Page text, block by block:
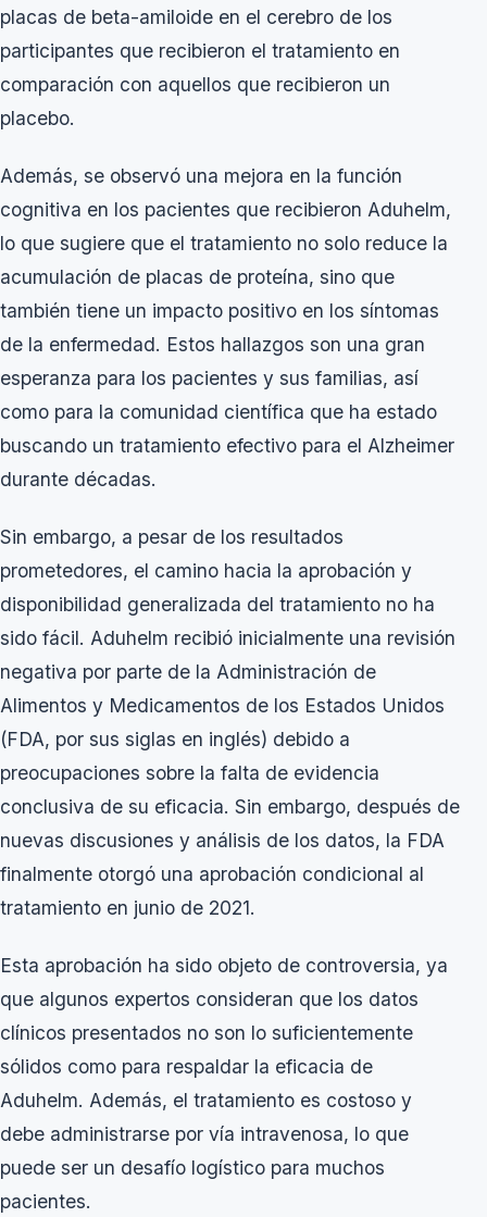
placas de beta-amiloide en el cerebro de los
participantes que recibieron el tratamiento en
comparación con aquellos que recibieron un
placebo.
Además, se observó una mejora en la función
cognitiva en los pacientes que recibieron Aduhelm,
lo que sugiere que el tratamiento no solo reduce la
acumulación de placas de proteína, sino que
también tiene un impacto positivo en los síntomas
de la enfermedad. Estos hallazgos son una gran
esperanza para los pacientes y sus familias, así
como para la comunidad científica que ha estado
buscando un tratamiento efectivo para el Alzheimer
durante décadas.
Sin embargo, a pesar de los resultados
prometedores, el camino hacia la aprobación y
disponibilidad generalizada del tratamiento no ha
sido fácil. Aduhelm recibió inicialmente una revisión
negativa por parte de la Administración de
Alimentos y Medicamentos de los Estados Unidos
(FDA, por sus siglas en inglés) debido a
preocupaciones sobre la falta de evidencia
conclusiva de su eficacia. Sin embargo, después de
nuevas discusiones y análisis de los datos, la FDA
finalmente otorgó una aprobación condicional al
tratamiento en junio de 2021.
Esta aprobación ha sido objeto de controversia, ya
que algunos expertos consideran que los datos
clínicos presentados no son lo suficientemente
sólidos como para respaldar la eficacia de
Aduhelm. Además, el tratamiento es costoso y
debe administrarse por vía intravenosa, lo que
puede ser un desafío logístico para muchos
pacientes.